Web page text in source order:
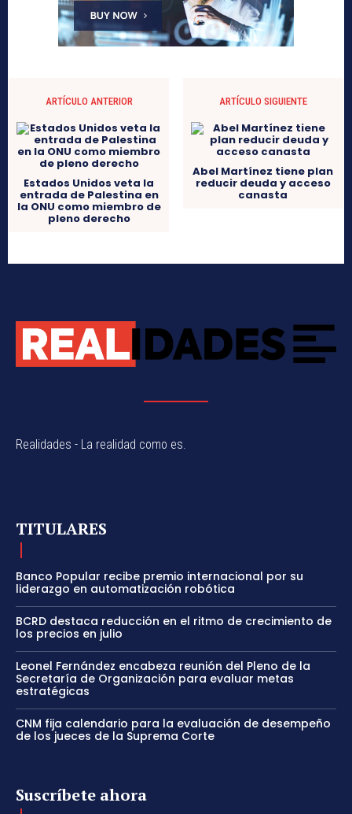
ARTÍCULO ANTERIOR
Estados Unidos veta la
entrada de Palestina en
la ONU como miembro de
pleno derecho
ARTÍCULO SIGUIENTE
Abel Martínez tiene plan
reducir deuda y acceso
canasta
Realidades - La realidad como es.
TITULARES
Banco Popular recibe premio internacional por su
liderazgo en automatización robótica
BCRD destaca reducción en el ritmo de crecimiento de
los precios en julio
Leonel Fernández encabeza reunión del Pleno de la
Secretaría de Organización para evaluar metas
estratégicas
CNM fija calendario para la evaluación de desempeño
de los jueces de la Suprema Corte
Suscríbete ahora